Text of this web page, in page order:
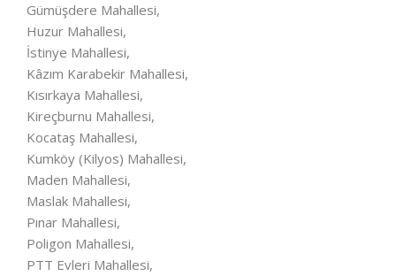
Gümüşdere Mahallesi,
Huzur Mahallesi,
İstinye Mahallesi,
Kâzım Karabekir Mahallesi,
Kısırkaya Mahallesi,
Kireçburnu Mahallesi,
Kocataş Mahallesi,
Kumköy (Kilyos) Mahallesi,
Maden Mahallesi,
Maslak Mahallesi,
Pınar Mahallesi,
Poligon Mahallesi,
PTT Evleri Mahallesi,